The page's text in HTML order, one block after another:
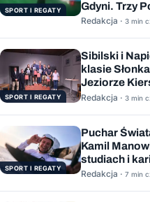
SPORT I REGATY Gdyni. Trzy
Redakcja · 3 min
SPORT I REGATY
Sibilski i
klasie
Jeziorze
Redakcja · 3 min
SPORT I REGATY
Puchar
Kamil
studiach i
Redakcja · 7 min